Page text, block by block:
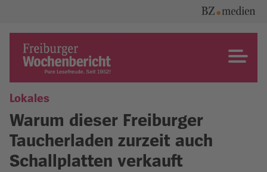
content
Freiburger Wochenbericht
Lokales
Warum dieser Freiburger
Taucherladen zurzeit auch
Schallplatten verkauft